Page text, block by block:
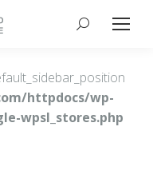
Buscar:
httpdocs/wp-
wpsl_stores.php